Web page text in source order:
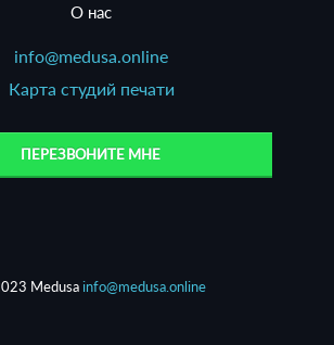
О нас
info@medusa.online
Карта студий печати
ПЕРЕЗВОНИТЕ МНЕ
Medusa info@medusa.online